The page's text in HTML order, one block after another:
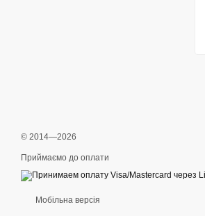
© 2014—2026
Приймаємо до оплати
Мобільна версія